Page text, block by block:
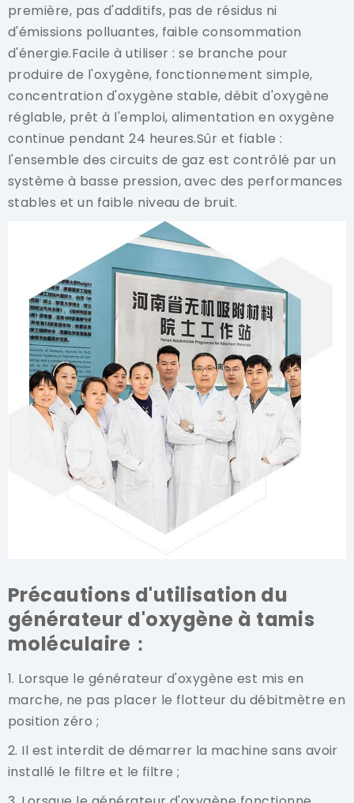
première, pas d'additifs, pas de résidus ni
d'émissions polluantes, faible consommation
d'énergie.Facile à utiliser : se branche pour
produire de l'oxygène, fonctionnement simple,
concentration d'oxygène stable, débit d'oxygène
réglable, prêt à l'emploi, alimentation en oxygène
continue pendant 24 heures.Sûr et fiable :
l'ensemble des circuits de gaz est contrôlé par un
système à basse pression, avec des performances
stables et un faible niveau de bruit.
Précautions d'utilisation du
générateur d'oxygène à tamis
moléculaire：
1. Lorsque le générateur d'oxygène est mis en
marche, ne pas placer le flotteur du débitmètre en
position zéro ;
2. Il est interdit de démarrer la machine sans avoir
installé le filtre et le filtre ;